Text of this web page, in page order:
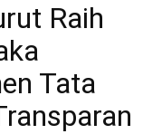
Raih
Tata